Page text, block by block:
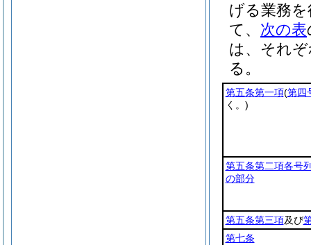
げる業務
て、 次の表
は、それ
る。
第五条第一項(第四
く。)
第五条第二項各号
の部分
第五条第三項及び
第七条